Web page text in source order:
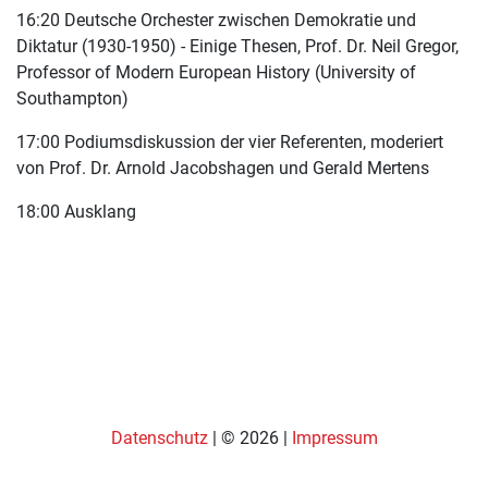
16:20 Deutsche Orchester zwischen Demokratie und
Diktatur (1930-1950) - Einige Thesen, Prof. Dr. Neil Gregor,
Professor of Modern European History (University of
Southampton)
17:00 Podiumsdiskussion der vier Referenten, moderiert
von Prof. Dr. Arnold Jacobshagen und Gerald Mertens
18:00 Ausklang
Datenschutz | © 2026 | Impressum